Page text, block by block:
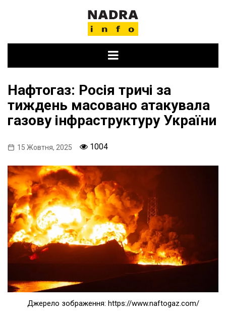
Нафтогаз: Росія тричі за
тиждень масовано атакувала
газову інфраструктуру України
15 Жовтня, 2025 1004
Джерело зображення: https://www.naftogaz.com/